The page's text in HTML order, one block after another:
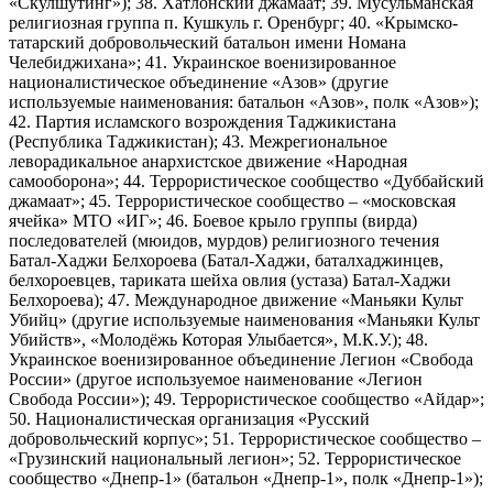
религиозная группа п. Кушкуль г. Оренбург; 40. «Крымско-
татарский добровольческий батальон имени Номана
Челебиджихана»; 41. Украинское военизированное
националистическое объединение «Азов» (другие
используемые наименования: батальон «Азов», полк «Азов»);
42. Партия исламского возрождения Таджикистана
(Республика Таджикистан); 43. Межрегиональное
леворадикальное анархистское движение «Народная
самооборона»; 44. Террористическое сообщество «Дуббайский
джамаат»; 45. Террористическое сообщество – «московская
ячейка» МТО «ИГ»; 46. Боевое крыло группы (вирда)
последователей (мюидов, мурдов) религиозного течения
Батал-Хаджи Белхороева (Батал-Хаджи, баталхаджинцев,
белхороевцев, тариката шейха овлия (устаза) Батал-Хаджи
Белхороева); 47. Международное движение «Маньяки Культ
Убийц» (другие используемые наименования «Маньяки Культ
Убийств», «Молодёжь Которая Улыбается», М.К.У.); 48.
Украинское военизированное объединение Легион «Свобода
России» (другое используемое наименование «Легион
Свобода России»); 49. Террористическое сообщество «Айдар»;
50. Националистическая организация «Русский
добровольческий корпус»; 51. Террористическое сообщество –
«Грузинский национальный легион»; 52. Террористическое
сообщество «Днепр-1» (батальон «Днепр-1», полк «Днепр-1»);